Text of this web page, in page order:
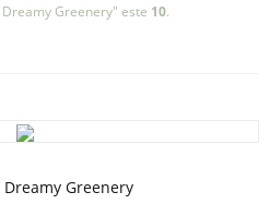
Greenery" este 10.
Greenery